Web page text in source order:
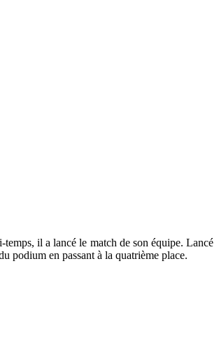
il a lancé le match de son équipe. Lancé
podium en passant à la quatrième place.